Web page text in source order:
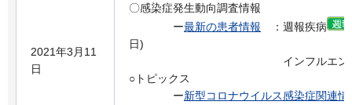
2021年3月11
日
〇感染症発生動向調査情報
ー最新の患者情報 ：週報疾病
日)
インフルエンザの流
○トピックス
ー新型コロナウイルス感染症関連情